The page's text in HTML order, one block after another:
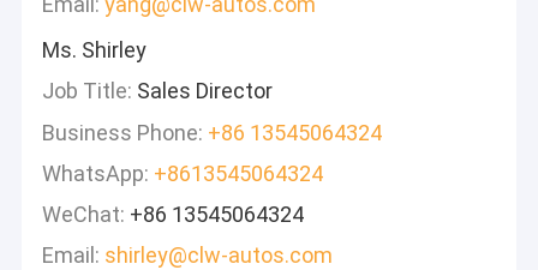
Ms. Shirley
Job Title: Sales Director
Business Phone: +86 13545064324
WhatsApp: +8613545064324
WeChat: +86 13545064324
Email: shirley@clw-autos.com